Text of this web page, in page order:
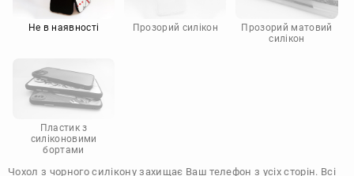
Не в наявності Прозорий силікон
Прозорий матовий
силікон
Пластик з
силіконовими
бортами
Чохол з чорного силікону захищає Ваш телефон з усіх сторін. Всі